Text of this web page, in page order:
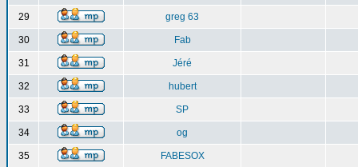
29 greg 63
30 Fab
31 Jéré
32 hubert
33 SP
34 og
35 FABESOX